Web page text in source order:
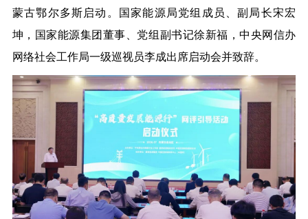
蒙古鄂尔多斯启动。国家能源局党组成员、副局长宋宏
坤，国家能源集团董事、党组副书记徐新福，中央网信办
网络社会工作局一级巡视员李成出席启动会并致辞。